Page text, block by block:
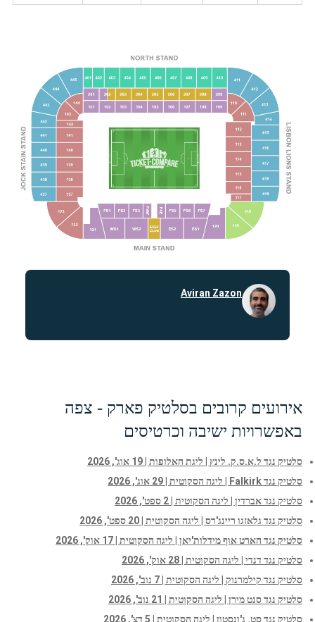
Aviran Zazon
אירועים קרובים בסלטיק פארק - צפה
באפשרויות ישיבה וכרטיסים
סלטיק נגד ל.א.ס.ק. לינץ | ליגת האלופות | 19 אוג', 2026
סלטיק נגד Falkirk | ליגה הסקוטית | 29 אוג', 2026
סלטיק נגד אברדין | ליגה הסקוטית | 2 ספט', 2026
סלטיק נגד גלאזגו ריינג'רס | ליגה הסקוטית | 20 ספט', 2026
סלטיק נגד הארט אוף מידלות'יאן | ליגה הסקוטית | 17 אוק', 2026
סלטיק נגד דנדי | ליגה הסקוטית | 28 אוק', 2026
סלטיק נגד קילמרנוק | ליגה הסקוטית | 7 נוב', 2026
סלטיק נגד סנט מירן | ליגה הסקוטית | 21 נוב', 2026
סלטיק נגד סט. ג'ונסטון | ליגה הסקוטית | 5 דצ', 2026